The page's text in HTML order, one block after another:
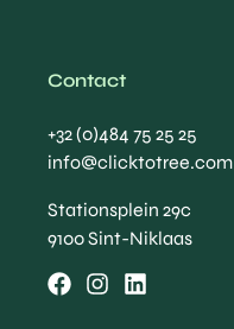
Contact
+32 (0)484 75 25 25
info@clicktotree.com
Stationsplein 29c
9100 Sint-Niklaas